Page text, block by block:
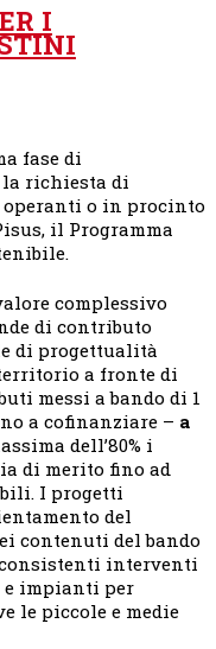
DOVE
PASSA
IL
I
fase di
la richiesta di
operanti o in procinto
il Programma
complessivo
di contributo
di progettualità
a fronte di
messi a bando di 1
a cofinanziare – a
dell’80% i
di merito fino ad
I progetti
del
contenuti del bando
consistenti interventi
e impianti per
le piccole e medie